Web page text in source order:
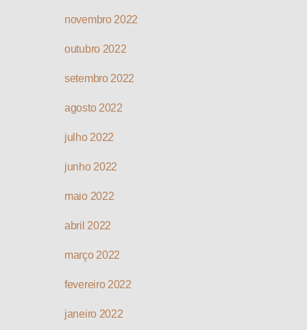
novembro 2022
outubro 2022
setembro 2022
agosto 2022
julho 2022
junho 2022
maio 2022
abril 2022
março 2022
fevereiro 2022
janeiro 2022